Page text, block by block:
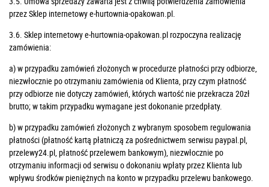
przez Sklep internetowy e-hurtownia-opakowan.pl.
3.6. Sklep internetowy e-hurtownia-opakowan.pl rozpoczyna realizację
zamówienia:
a) w przypadku zamówień złożonych w procedurze płatności przy odbiorze,
niezwłocznie po otrzymaniu zamówienia od Klienta, przy czym płatność
przy odbiorze nie dotyczy zamówień, których wartość nie przekracza 20zł
brutto; w takim przypadku wymagane jest dokonanie przedpłaty.
b) w przypadku zamówień złożonych z wybranym sposobem regulowania
płatności (płatność kartą płatniczą za pośrednictwem serwisu paypal.pl,
przelewy24.pl, płatność przelewem bankowym), niezwłocznie po
otrzymaniu informacji od serwisu o dokonaniu wpłaty przez Klienta lub
wpływu środków pieniężnych na konto w przypadku przelewu bankowego.